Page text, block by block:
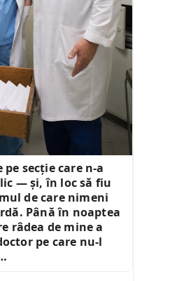
secție care n-a
— și, în loc să fiu
de care nimeni
Până în noaptea
râdea de mine a
pe care nu-l